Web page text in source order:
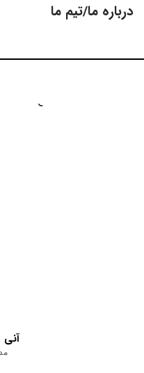
درباره ما/تیم ما